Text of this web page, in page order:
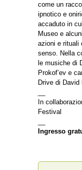
come un
ipnotico e
accaduto in
Museo e
azioni e rituali
senso. Nella
le musiche di
Prokof’ev e
Drive di David
In
Festival
Ingresso